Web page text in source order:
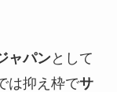
ャパンとして
は抑え枠でサ